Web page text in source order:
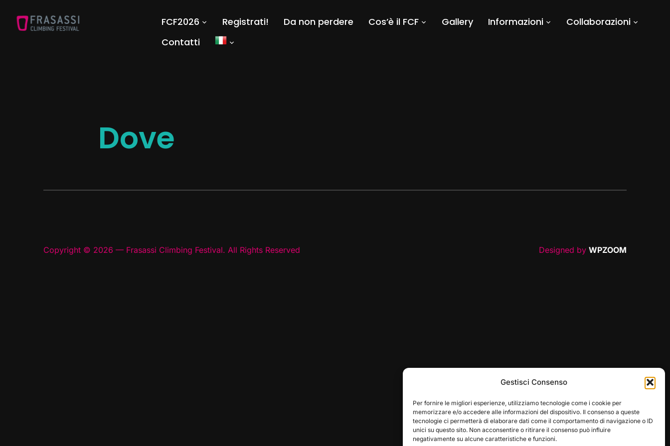
Gestisci Consenso
Per fornire le migliori esperienze, utilizziamo tecnologie come i cookie per
memorizzare e/o accedere alle informazioni del dispositivo. Il consenso a queste
tecnologie ci permetterà di elaborare dati come il comportamento di navigazione o ID
unici su questo sito. Non acconsentire o ritirare il consenso può influire
negativamente su alcune caratteristiche e funzioni.
FCF2026 Registrati! Da non perdere Cos’è il FCF Gallery Informazioni
Collaborazioni
Contatti
Dove
Copyright © 2026 — Frasassi Climbing Festival. All Rights Reserved Designed by WPZOOM